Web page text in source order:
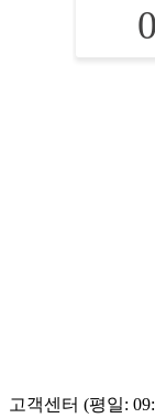
0
고객센터 (평일: